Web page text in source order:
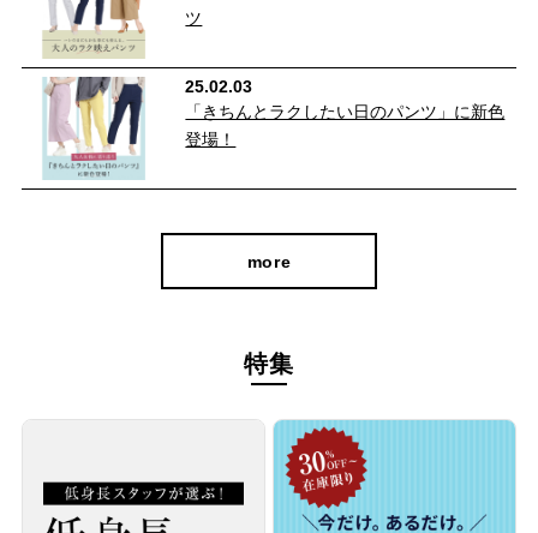
どんなトップスにも合わせやすいシンプルなデザインとカラーの
ストレートパンツで
オンオフ問わず使いやすく、長期間重宝していただける定番アイ
カットソーと合わせるとカジュアルに、ブラウスと合わせるとき
ツ
25.02.03
「きちんとラクしたい日のパンツ」に新色
登場！
more
特集